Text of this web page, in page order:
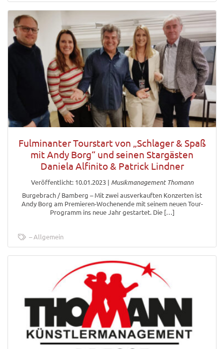
Fulminanter Tourstart von „Schlager & Spaß
mit Andy Borg“ und seinen Stargästen
Daniela Alfinito & Patrick Lindner
Veröffentlicht: 10.01.2023| Musikmanagement Thomann
Burgebrach / Bamberg – Mit zwei ausverkauften Konzerten ist
Andy Borg am Premieren-Wochenende mit seinem neuen Tour-
Programm ins neue Jahr gestartet. Die […]
Allgemein